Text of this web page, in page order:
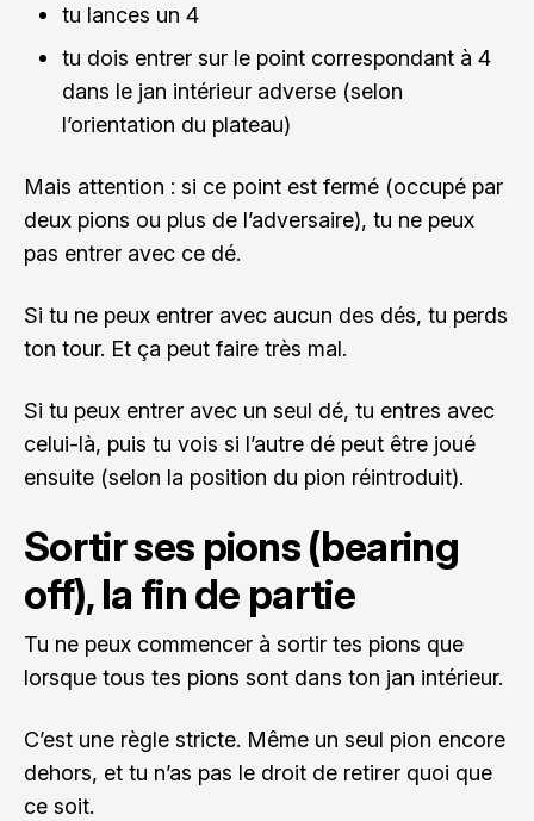
tu lances un 4
tu dois entrer sur le point correspondant à 4
dans le jan intérieur adverse (selon
l’orientation du plateau)
Mais attention : si ce point est fermé (occupé par
deux pions ou plus de l’adversaire), tu ne peux
pas entrer avec ce dé.
Si tu ne peux entrer avec aucun des dés, tu perds
ton tour. Et ça peut faire très mal.
Si tu peux entrer avec un seul dé, tu entres avec
celui-là, puis tu vois si l’autre dé peut être joué
ensuite (selon la position du pion réintroduit).
Sortir ses pions (bearing
off), la fin de partie
Tu ne peux commencer à sortir tes pions que
lorsque tous tes pions sont dans ton jan intérieur.
C’est une règle stricte. Même un seul pion encore
dehors, et tu n’as pas le droit de retirer quoi que
ce soit.